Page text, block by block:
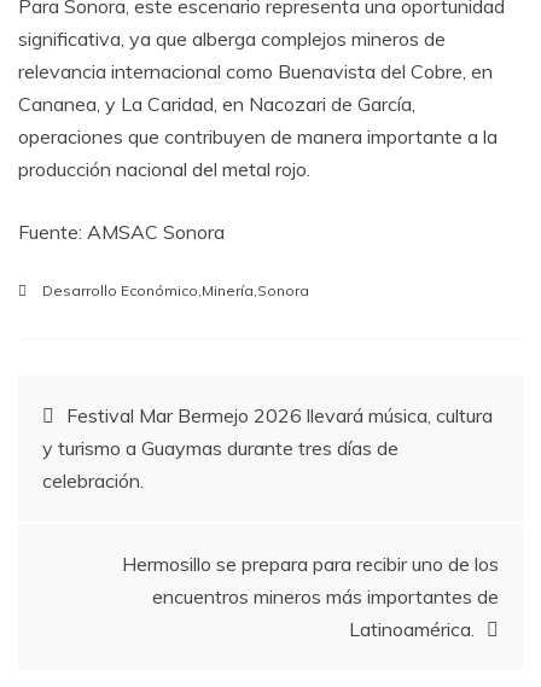
Para Sonora, este escenario representa una oportunidad
significativa, ya que alberga complejos mineros de
relevancia internacional como Buenavista del Cobre, en
Cananea, y La Caridad, en Nacozari de García,
operaciones que contribuyen de manera importante a la
producción nacional del metal rojo.
Fuente: AMSAC Sonora
Desarrollo Económico,Minería,Sonora
Navegación
de
Festival Mar Bermejo 2026 llevará música, cultura
y turismo a Guaymas durante tres días de
celebración.
Hermosillo se prepara para recibir uno de los
encuentros mineros más importantes de
Latinoamérica.